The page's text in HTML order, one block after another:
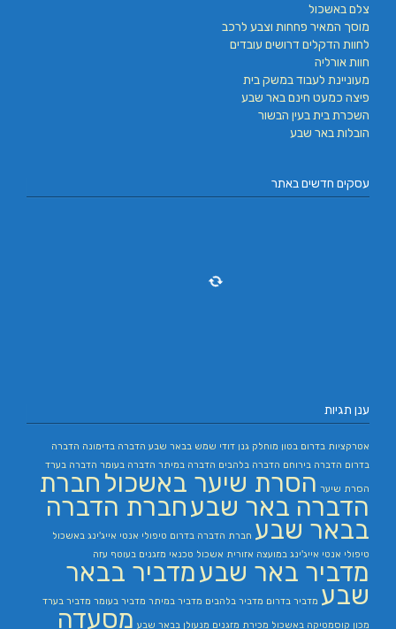
צלם באשכול
מוסך המאיר פחחות וצבע לרכב
לחוות הדקלים דרושים עובדים
חוות אורליה
מעוניינת לעבוד במשק בית
פיצה כמעט חינם באר שבע
השכרת בית בעין הבשור
הובלות באר שבע
עסקים חדשים באתר
ענן תגיות
אטרקציות בדרום בטון מוחלק גנן דודי שמש בבאר שבע הדברה בדימונה הדברה
בדרום הדברה בירוחם הדברה בלהבים הדברה במיתר הדברה בעומר הדברה בערד
הסרת שיער הסרת שיער באשכול חברת
הדברה באר שבעחברת הדברה
בבאר שבע חברת הדברה בדרום טיפולי אנטי אייג'ינג באשכול
טיפולי אנטי אייג'ינג במועצה אזורית אשכול טכנאי מזגנים בעוטף עזה
מדביר באר שבעמדביר בבאר
שבע מדביר בדרום מדביר בלהבים מדביר במיתר מדביר בעומר מדביר בערד
מכון קוסמטיקה באשכול מכירת מזגנים מנעולן בבאר שבע מסעדה